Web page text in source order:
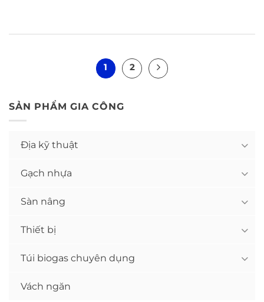
1 2
SẢN PHẨM GIA CÔNG
Địa kỹ thuật
Gạch nhựa
Sàn nâng
Thiết bị
Túi biogas chuyên dụng
Vách ngăn